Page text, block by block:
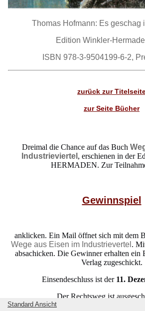
Thomas Hofmann: Es geschag
Edition Winkler-
ISBN 978-3-9504199-6-2,
zurück zur
zur Seite Bücher
Dreimal die Chance auf das Buch
Industrieviertel , erschienen in der
HERMADEN. Zur
Gewinnspiel
anklicken. Ein Mail öffnet sich mit dem
Wege aus Eisen im Industrievertel .
absachicken. Die Gewinner erhalten ein
Verlag zugeschickt.
Einsendeschluss ist der 11.
Der Rechtsweg ist
Standard Ansicht